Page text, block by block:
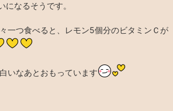
になるそうです。
一つ食べると、レモン5個分のビタミンＣが
いなあとおもっています